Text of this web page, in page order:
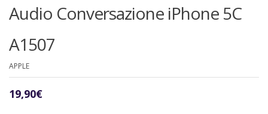
Audio Conversazione iPhone 5C
A1507
APPLE
19,90€